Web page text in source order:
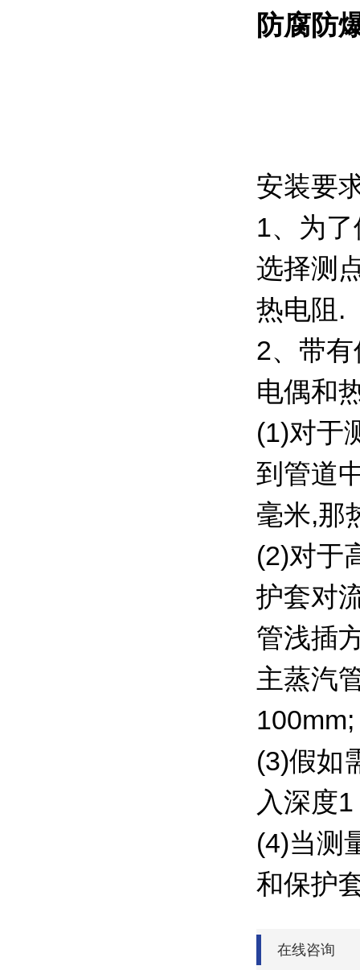
防腐防
安装要
1、为
选择测
热电阻.
2、带
电偶和
(1)对于
到管道
毫米,那
(2)对于
护套对
管浅插
主蒸汽
100mm;
(3)假如
入深度
(4)当测
和保护
在线咨询